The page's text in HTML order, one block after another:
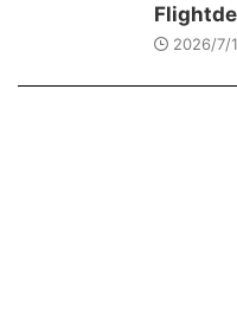
2026/7/